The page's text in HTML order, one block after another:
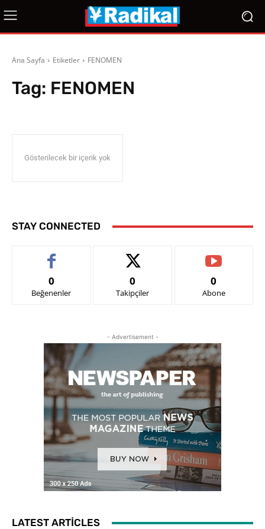
Ana Sayfa Etiketler FENOMEN
Tag: FENOMEN
Gösterilecek bir içerik yok
STAY CONNECTED
0
Beğenenler
0
Takipçiler
0
Abone
- Advertisement -
LATEST ARTICLES